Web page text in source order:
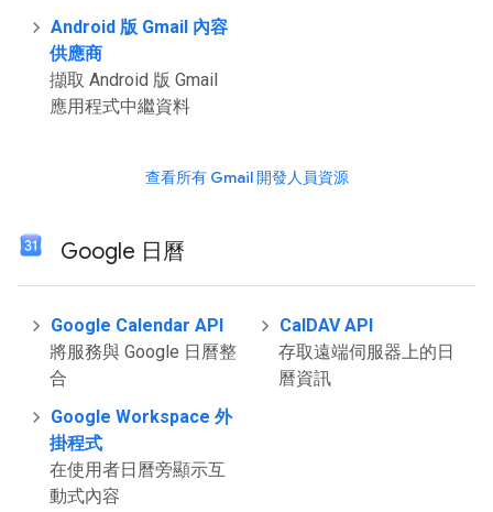
Android 版 Gmail 內容
供應商
擷取 Android 版 Gmail
應用程式中繼資料
查看所有 Gmail 開發人員資源
Google 日曆
Google Calendar API
將服務與 Google 日曆整
合
Google Workspace 外
掛程式
在使用者日曆旁顯示互
動式內容
CalDAV API
存取遠端伺服器上的日
曆資訊